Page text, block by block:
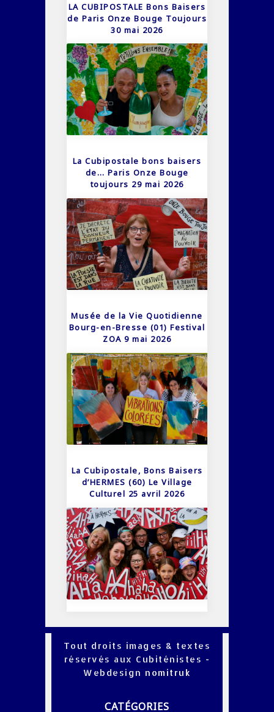
LA CUBIPOSTALE Bons Baisers
de Paris Onze Bouge Toujours
30 mai 2026
La Cubipostale bons baisers
de… Paris Onze Bouge
toujours 29 mai 2026
Musée de la Vie Quotidienne
Bourg-en-Bresse (01) Festival
ZOA 9 mai 2026
La Cubipostale, Bons Baisers
d’HERMES (60) Le Village
Culturel 25 avril 2026
Tout droits images & textes
réservés aux Cubiténistes -
Webdesign nomitruk
CATÉGORIES